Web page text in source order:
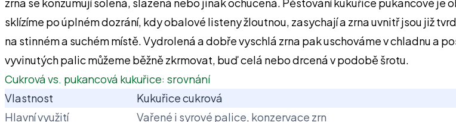
sklízíme po úplném dozrání, kdy obalové listeny žloutnou, zasychají a zrna uvnitř jsou již
na stinném a suchém místě. Vydrolená a dobře vyschlá zrna pak uschováme v chladnu a
vyvinutých palic můžeme běžně zkrmovat, buď celá nebo drcená v podobě šrotu.
Cukrová vs. pukancová kukuřice: srovnání
Vlastnost Kukuřice cukrová
Hlavní využití
Vařené i syrové palice, konzervace zrn